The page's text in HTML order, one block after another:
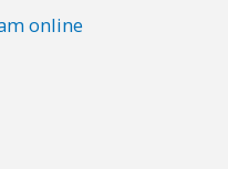
online